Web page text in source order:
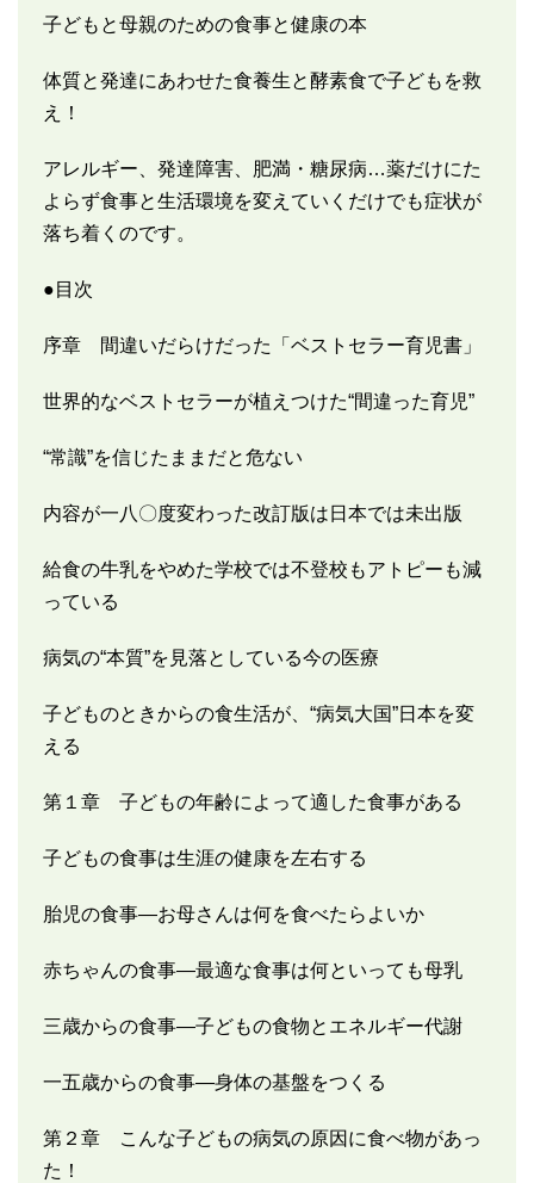
子どもと母親のための食事と健康の本
体質と発達にあわせた食養生と酵素食で子どもを救
え！
アレルギー、発達障害、肥満・糖尿病…薬だけにた
よらず食事と生活環境を変えていくだけでも症状が
落ち着くのです。
●目次
序章 間違いだらけだった「ベストセラー育児書」
世界的なベストセラーが植えつけた“間違った育児”
“常識”を信じたままだと危ない
内容が一八〇度変わった改訂版は日本では未出版
給食の牛乳をやめた学校では不登校もアトピーも減
っている
病気の“本質”を見落としている今の医療
子どものときからの食生活が、“病気大国”日本を変
える
第１章 子どもの年齢によって適した食事がある
子どもの食事は生涯の健康を左右する
胎児の食事―お母さんは何を食べたらよいか
赤ちゃんの食事―最適な食事は何といっても母乳
三歳からの食事―子どもの食物とエネルギー代謝
一五歳からの食事―身体の基盤をつくる
第２章 こんな子どもの病気の原因に食べ物があっ
た！